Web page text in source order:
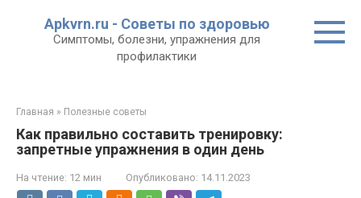
Apkvrn.ru - Советы по здоровью
Симптомы, болезни, упражнения для
профилактики
Главная » Полезные советы
Как правильно составить тренировку:
запретные упражнения в один день
На чтение: 12 мин Опубликовано: 14.11.2023